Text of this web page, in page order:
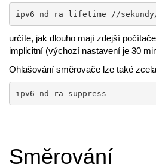
ipv6 nd ra lifetime //
určíte, jak dlouho mají zdejší
implicitní (výchozí nastavení je 30
Ohlašování směrovače lze také
ipv6 nd ra suppress
Směrování